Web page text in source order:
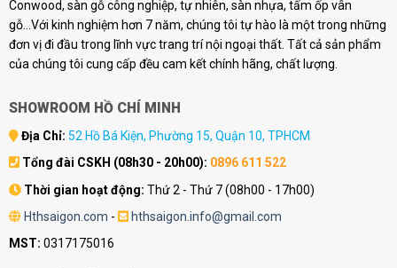
Conwood, sàn gỗ công nghiệp, tự nhiên, sàn nhựa, tấm ốp vân
gỗ...Với kinh nghiệm hơn 7 năm, chúng tôi tự hào là một trong những
đơn vị đi đầu trong lĩnh vực trang trí nội ngoại thất. Tất cả sản phẩm
của chúng tôi cung cấp đều cam kết chính hãng, chất lượng.
SHOWROOM HỒ CHÍ MINH
Địa Chỉ: 52 Hồ Bá Kiện, Phường 15, Quận 10, TPHCM
Tổng đài CSKH (08h30 - 20h00): 0896 611 522
Thời gian hoạt động: Thứ 2 - Thứ 7 (08h00 - 17h00)
Hthsaigon.com -
hthsaigon.info@gmail.com
MST: 0317175016